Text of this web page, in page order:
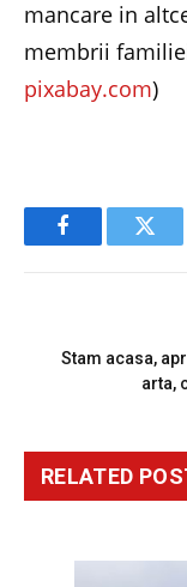
mancare in
membrii
pixabay.com)
Facebook
Stam acasa,
arta,
RELATED